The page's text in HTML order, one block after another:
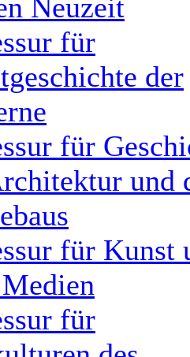
Neuzeit
für
der
für
und
für Kunst
für